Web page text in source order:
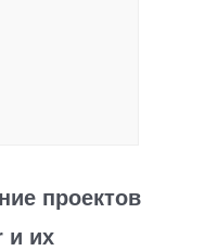
проектов
и их